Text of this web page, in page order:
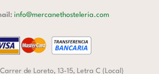
info@mercanethosteleria.com
Carrer de Loreto, 13-15, Letra C (Local)